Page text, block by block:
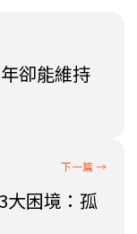
卻能維持
困境：孤